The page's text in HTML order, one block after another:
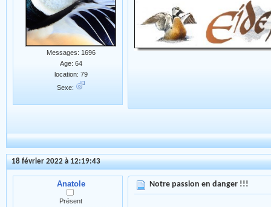
Messages: 1696
Age: 64
location: 79
Sexe:
18 février 2022 à 12:19:43
Anatole
Présent
Notre passion en danger !!!